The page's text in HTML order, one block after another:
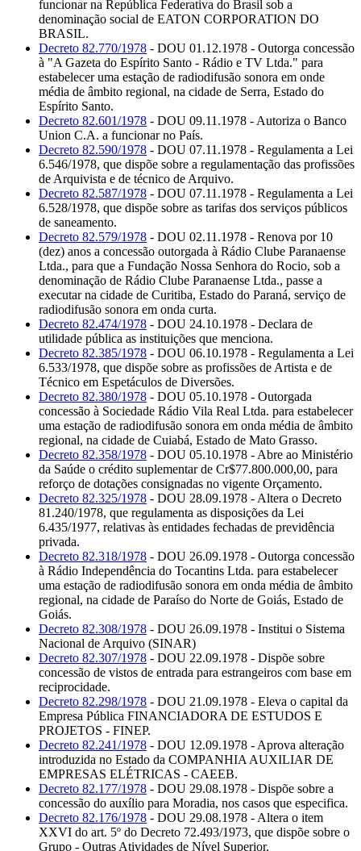
funcionar na República Federativa do Brasil sob a
denominação social de EATON CORPORATION DO
BRASIL.
Decreto 82.770/1978 - DOU 01.12.1978 - Outorga concessão
à "A Gazeta do Espírito Santo - Rádio e TV Ltda." para
estabelecer uma estação de radiodifusão sonora em onde
média de âmbito regional, na cidade de Serra, Estado do
Espírito Santo.
Decreto 82.601/1978 - DOU 09.11.1978 - Autoriza o Banco
Union C.A. a funcionar no País.
Decreto 82.590/1978 - DOU 07.11.1978 - Regulamenta a Lei
6.546/1978, que dispõe sobre a regulamentação das profissões
de Arquivista e de técnico de Arquivo.
Decreto 82.587/1978 - DOU 07.11.1978 - Regulamenta a Lei
6.528/1978, que dispõe sobre as tarifas dos serviços públicos
de saneamento.
Decreto 82.579/1978 - DOU 02.11.1978 - Renova por 10
(dez) anos a concessão outorgada à Rádio Clube Paranaense
Ltda., para que a Fundação Nossa Senhora do Rocio, sob a
denominação de Rádio Clube Paranaense Ltda., passe a
executar na cidade de Curitiba, Estado do Paraná, serviço de
radiodifusão sonora em onda curta.
Decreto 82.474/1978 - DOU 24.10.1978 - Declara de
utilidade pública as instituições que menciona.
Decreto 82.385/1978 - DOU 06.10.1978 - Regulamenta a Lei
6.533/1978, que dispõe sobre as profissões de Artista e de
Técnico em Espetáculos de Diversões.
Decreto 82.380/1978 - DOU 05.10.1978 - Outorgada
concessão à Sociedade Rádio Vila Real Ltda. para estabelecer
uma estação de radiodifusão sonora em onda média de âmbito
regional, na cidade de Cuiabá, Estado de Mato Grasso.
Decreto 82.358/1978 - DOU 05.10.1978 - Abre ao Ministério
da Saúde o crédito suplementar de Cr$77.800.000,00, para
reforço de dotações consignadas no vigente Orçamento.
Decreto 82.325/1978 - DOU 28.09.1978 - Altera o Decreto
81.240/1978, que regulamenta as disposições da Lei
6.435/1977, relativas às entidades fechadas de previdência
privada.
Decreto 82.318/1978 - DOU 26.09.1978 - Outorga concessão
à Rádio Independência do Tocantins Ltda. para estabelecer
uma estação de radiodifusão sonora em onda média de âmbito
regional, na cidade de Paraíso do Norte de Goiás, Estado de
Goiás.
Decreto 82.308/1978 - DOU 26.09.1978 - Institui o Sistema
Nacional de Arquivo (SINAR)
Decreto 82.307/1978 - DOU 22.09.1978 - Dispõe sobre
concessão de vistos de entrada para estrangeiros com base em
reciprocidade.
Decreto 82.298/1978 - DOU 21.09.1978 - Eleva o capital da
Empresa Pública FINANCIADORA DE ESTUDOS E
PROJETOS - FINEP.
Decreto 82.241/1978 - DOU 12.09.1978 - Aprova alteração
introduzida no Estado da COMPANHIA AUXILIAR DE
EMPRESAS ELÉTRICAS - CAEEB.
Decreto 82.177/1978 - DOU 29.08.1978 - Dispõe sobre a
concessão do auxílio para Moradia, nos casos que especifica.
Decreto 82.176/1978 - DOU 29.08.1978 - Altera o item
XXVI do art. 5º do Decreto 72.493/1973, que dispõe sobre o
Grupo - Outras Atividades de Nível Superior.